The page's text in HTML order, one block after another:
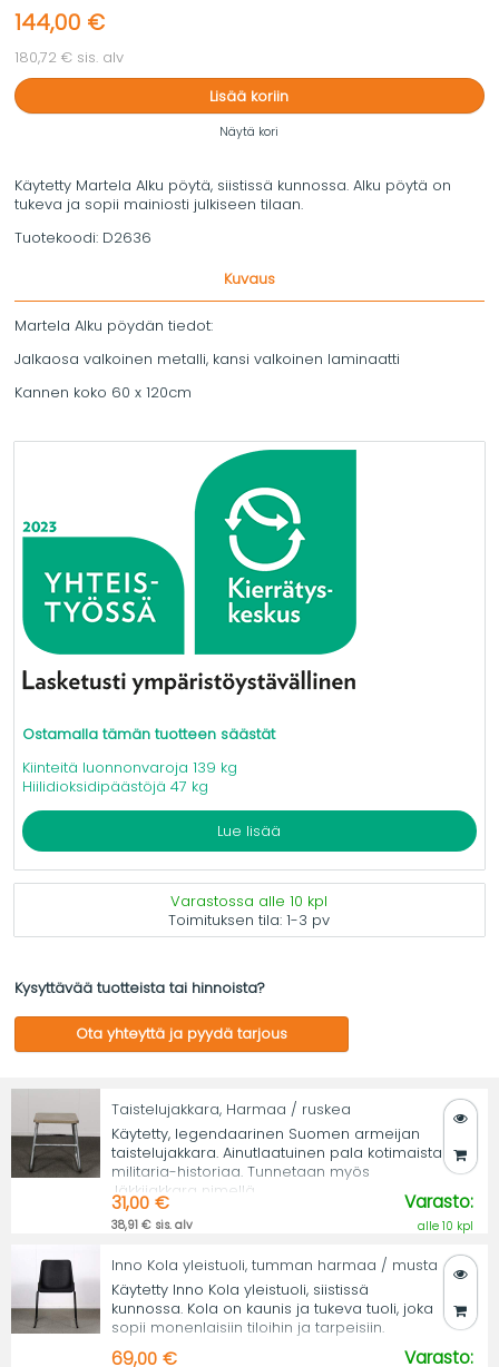
144,00 €
180,72 € sis. alv
Lisää koriin
Näytä kori
Käytetty Martela Alku pöytä, siistissä kunnossa. Alku pöytä on
tukeva ja sopii mainiosti julkiseen tilaan.
Tuotekoodi: D2636
Kuvaus
Martela Alku pöydän tiedot:
Jalkaosa valkoinen metalli, kansi valkoinen laminaatti
Kannen koko 60 x 120cm
Ostamalla tämän tuotteen säästät
Kiinteitä luonnonvaroja 139 kg
Hiilidioksidipäästöjä 47 kg
Lue lisää
Varastossa alle 10 kpl
Toimituksen tila:1-3 pv
Kysyttävää tuotteista tai hinnoista?
Ota yhteyttä ja pyydä tarjous
Taistelujakkara, Harmaa / ruskea
Käytetty, legendaarinen Suomen armeijan
taistelujakkara. Ainutlaatuinen pala kotimaista
militaria-historiaa. Tunnetaan myös
Jäkkijakkara nimellä.
31,00 €
38,91 € sis. alv
Varasto:
alle 10 kpl
Inno Kola yleistuoli, tumman harmaa / musta
Käytetty Inno Kola yleistuoli, siistissä
kunnossa. Kola on kaunis ja tukeva tuoli, joka
sopii monenlaisiin tiloihin ja tarpeisiin.
69,00 € Varasto: